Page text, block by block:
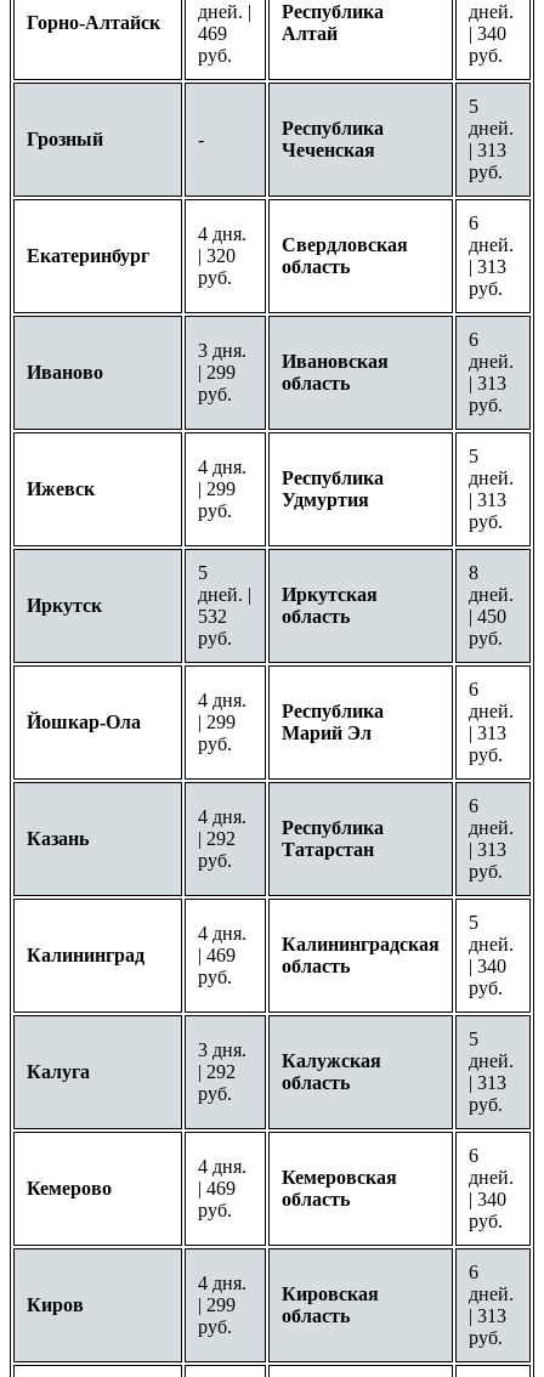
Горно-Алтайск
дней. |
469
руб.
Республика
Алтай
дней.
| 340
руб.
Грозный -
Республика
Чеченская
5
дней.
| 313
руб.
Екатеринбург
4 дня.
| 320
руб.
Свердловская
область
6
дней.
| 313
руб.
Иваново
3 дня.
| 299
руб.
Ивановская
область
6
дней.
| 313
руб.
Ижевск
4 дня.
| 299
руб.
Республика
Удмуртия
5
дней.
| 313
руб.
Иркутск
5
дней. |
532
руб.
Иркутская
область
8
дней.
| 450
руб.
Йошкар-Ола
4 дня.
| 299
руб.
Республика
Марий Эл
6
дней.
| 313
руб.
Казань
4 дня.
| 292
руб.
Республика
Татарстан
6
дней.
| 313
руб.
Калининград
4 дня.
| 469
руб.
Калининградская
область
5
дней.
| 340
руб.
Калуга
3 дня.
| 292
руб.
Калужская
область
5
дней.
| 313
руб.
Кемерово
4 дня.
| 469
руб.
Кемеровская
область
6
дней.
| 340
руб.
Киров
4 дня.
| 299
руб.
Кировская
область
6
дней.
| 313
руб.